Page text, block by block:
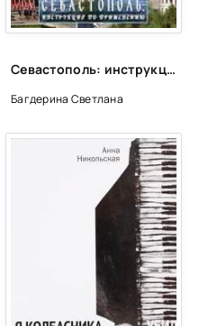
Севастополь: инструкция по применению, книга первая «О необходимом» - Светлана Багдерина
Багдерина Светлана